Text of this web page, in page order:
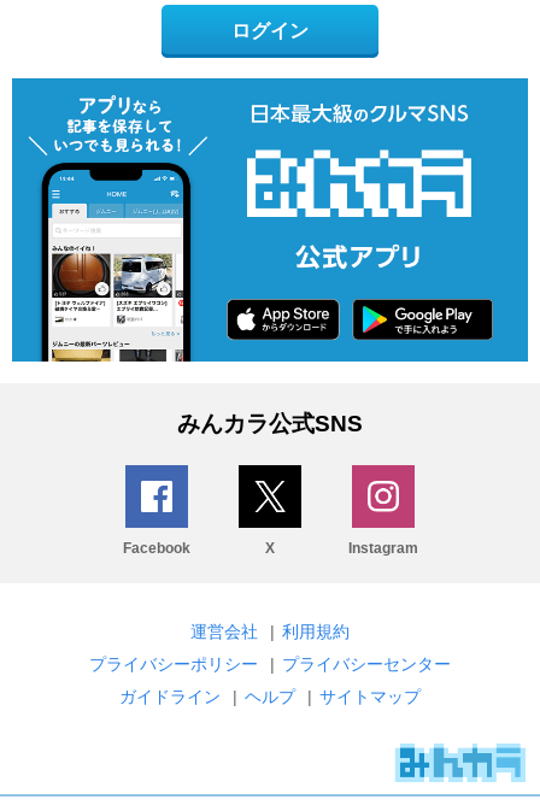
ログイン
みんカラ公式SNS
Facebook X Instagram
運営会社 | 利用規約
プライバシーポリシー
| プライバシーセンター
ガイドライン
| ヘルプ | サイトマップ